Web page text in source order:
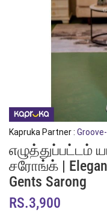
Kapruka Partner :
சரோங்க் |
Gents Sarong
RS.3,900